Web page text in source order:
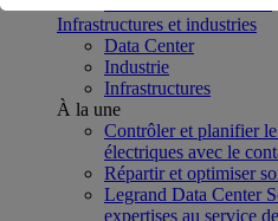
Infrastructures et industries
Data Center
Industrie
Infrastructures
À la une
Contrôler et planifier
électriques avec le
Répartir et optimiser
Legrand Data Center
expertises au service